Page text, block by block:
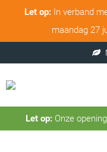
Let op:In verband
maandag 27
Let op:Onze